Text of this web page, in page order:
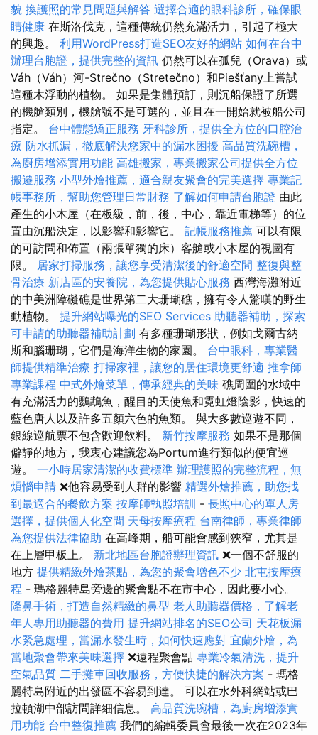
貌 換護照的常見問題與解答 選擇合適的眼科診所，確保眼
睛健康 在斯洛伐克，這種傳統仍然充滿活力，引起了極大
的興趣。 利用WordPress打造SEO友好的網站 如何在台中
辦理台胞證，提供完整的資訊 仍然可以在孤兒（Orava）或
Váh（Váh）河-Strečno（Stretečno）和Piešťany上嘗試
這種木浮動的植物。 如果是集體預訂，則沉船保證了所選
的機艙類別，機艙號不是可選的，並且在一開始就被船公司
指定。 台中體態矯正服務 牙科診所，提供全方位的口腔治
療 防水抓漏，徹底解決您家中的漏水困擾 高品質洗碗槽，
為廚房增添實用功能 高雄搬家，專業搬家公司提供全方位
搬遷服務 小型外燴推薦，適合親友聚會的完美選擇 專業記
帳事務所，幫助您管理日常財務 了解如何申請台胞證 由此
產生的小木屋（在板級，前，後，中心，靠近電梯等）的位
置由沉船決定，以影響和影響它。 記帳服務推薦 可以有限
的可訪問和佈置（兩張單獨的床）客艙或小木屋的視圖有
限。 居家打掃服務，讓您享受清潔後的舒適空間 整復與整
骨治療 新店區的安養院，為您提供貼心服務 西灣海灘附近
的中美洲障礙礁是世界第二大珊瑚礁，擁有令人驚嘆的野生
動植物。 提升網站曝光的SEO Services 助聽器補助，探索
可申請的助聽器補助計劃 有多種珊瑚形狀，例如戈爾古納
斯和腦珊瑚，它們是海洋生物的家園。 台中眼科，專業醫
師提供精準治療 打掃家裡，讓您的居住環境更舒適 推拿師
專業課程 中式外燴菜單，傳承經典的美味 礁周圍的水域中
有充滿活力的鸚鵡魚，醒目的天使魚和霓虹燈陰影，快速的
藍色唐人以及許多五顏六色的魚類。 與大多數巡遊不同，
銀線巡航票不包含歡迎飲料。 新竹按摩服務 如果不是那個
僻靜的地方，我衷心建議您為Portum進行類似的便宜巡
遊。 一小時居家清潔的收費標準 辦理護照的完整流程，無
煩惱申請 ❌他容易受到人群的影響 精選外燴推薦，助您找
到最適合的餐飲方案 按摩師執照培訓 - 長照中心的單人房
選擇，提供個人化空間 天母按摩療程 台南律師，專業律師
為您提供法律協助 在高峰期，船可能會感到狹窄，尤其是
在上層甲板上。 新北地區台胞證辦理資訊 ❌一個不舒服的
地方 提供精緻外燴茶點，為您的聚會增色不少 北屯按摩療
程 - 瑪格麗特島旁邊的聚會點不在市中心，因此要小心。
隆鼻手術，打造自然精緻的鼻型 老人助聽器價格，了解老
年人專用助聽器的費用 提升網站排名的SEO公司 天花板漏
水緊急處理，當漏水發生時，如何快速應對 宜蘭外燴，為
當地聚會帶來美味選擇 ❌遠程聚會點 專業冷氣清洗，提升
空氣品質 二手攤車回收服務，方便快捷的解決方案 - 瑪格
麗特島附近的出發區不容易到達。 可以在水外科網站或巴
拉頓湖中部訪問詳細信息。 高品質洗碗槽，為廚房增添實
用功能 台中整復推薦 我們的編輯委員會最後一次在2023年